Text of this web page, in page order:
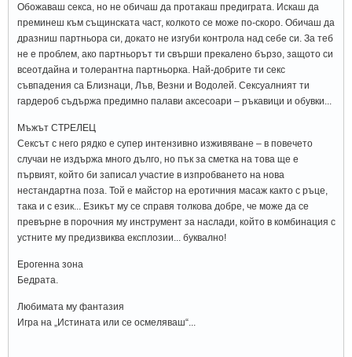
Обожаваш секса, но не обичаш да протакаш предиграта. Искаш да
преминеш към същинската част, колкото се може по-скоро. Обичаш да
дразниш партньора си, докато не изгуби контрола над себе си. За теб
не е проблем, ако партньорът ти свърши прекалено бързо, защото си
всеотдайна и толерантна партньорка. Най-добрите ти секс
съвпадения са Близнаци, Лъв, Везни и Водолей. Сексуалният ти
гардероб съдържа предимно палави аксесоари – ръкавици и обувки...
Мъжът СТРЕЛЕЦ
Сексът с него рядко е супер интензивно изживяване – в повечето
случаи не издържа много дълго, но пък за сметка на това ще е
първият, който би записал участие в изпробването на нова
нестандартна поза. Той е майстор на еротичния масаж както с ръце,
така и с език... Езикът му се справя толкова добре, че може да се
превърне в порочния му инструмент за наслади, който в комбинация с
устните му предизвиква експлозии... буквално!
Ерогенна зона
Бедрата.
Любимата му фантазия
Игра на „Истината или се осмеляваш“...